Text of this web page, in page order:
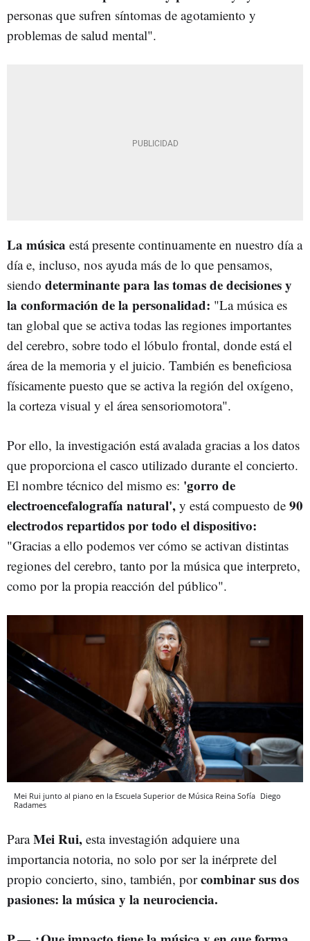
personas que sufren síntomas de agotamiento y
problemas de salud mental".
La música está presente continuamente en nuestro día a
día e, incluso, nos ayuda más de lo que pensamos,
siendo determinante para las tomas de decisiones y
la conformación de la personalidad: "La música es
tan global que se activa todas las regiones importantes
del cerebro, sobre todo el lóbulo frontal, donde está el
área de la memoria y el juicio. También es beneficiosa
físicamente puesto que se activa la región del oxígeno,
la corteza visual y el área sensoriomotora".
Por ello, la investigación está avalada gracias a los datos
que proporciona el casco utilizado durante el concierto.
El nombre técnico del mismo es: 'gorro de
electroencefalografía natural', y está compuesto de 90
electrodos repartidos por todo el dispositivo:
"Gracias a ello podemos ver cómo se activan distintas
regiones del cerebro, tanto por la música que interpreto,
como por la propia reacción del público".
Mei Rui junto al piano en la Escuela Superior de Música Reina Sofía Diego
Radames
ParaMei Rui, esta investagión adquiere una
importancia notoria, no solo por ser la inérprete del
propio concierto, sino, también, porcombinar sus dos
pasiones: la música y la neurociencia.